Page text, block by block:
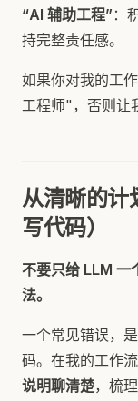
“AI 辅助工程” ：
持完整责任感。
如果你对我的工
工程师"，否则让
从清晰的计
写代码）
不要只给 LLM
法。
一个常见错误，
码。在我的工作
说明聊清楚，梳